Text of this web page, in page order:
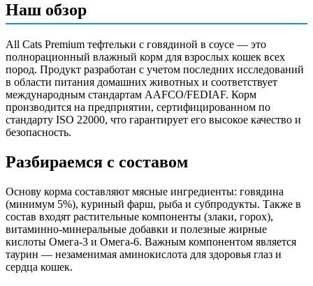
Мясо и мясные субпродукты (мин. 5% говядины), фарш
растительного происхождения (злаки, горох), протеины
животного происхождения, витаминно-минеральная добавка
для кошек, натуральные животные аминокислоты (дрожжевой
экстракт), льняное масло, пребиотик, таурин
Аналитический состав
Сырой протеин 8.0%, сырой жир 5.0%, сырая зола 2.5%, сырая
таурин 0.2%, омега-3 жирные кислоты 0.004%, омега-6
Дополнительные ингредиенты
Таурин, пребиотики, витамины, минералы, Омега-3 и Омега-6
жирные кислоты
Пищевая ценность
Наш обзор
All Cats Premium тефтельки с говядиной в соусе — это
полнорационный влажный корм для взрослых кошек всех
пород. Продукт разработан с учетом последних исследований
в области питания домашних животных и соответствует
международным стандартам AAFCO/FEDIAF. Корм
производится на предприятии, сертифицированном по
стандарту ISO 22000, что гарантирует его высокое качество и
безопасность.
Разбираемся с составом
Основу корма составляют мясные ингредиенты: говядина
(минимум 5%), куриный фарш, рыба и субпродукты. Также в
состав входят растительные компоненты (злаки, горох),
витаминно-минеральные добавки и полезные жирные
кислоты Омега-3 и Омега-6. Важным компонентом является
таурин — незаменимая аминокислота для здоровья глаз и
сердца кошек.